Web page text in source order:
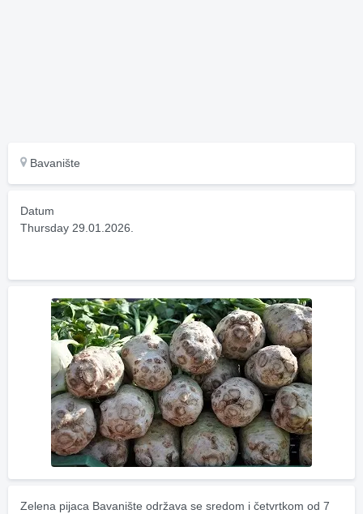
Bavanište
Datum
Thursday 29.01.2026.
Zelena pijaca Bavanište održava se sredom i četvrtkom od 7